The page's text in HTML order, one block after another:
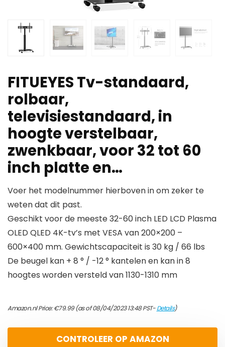
FITUEYES Tv-standaard,
rolbaar,
televisiestandaard, in
hoogte verstelbaar,
zwenkbaar, voor 32 tot 60
inch platte en…
Voer het modelnummer hierboven in om zeker te
weten dat dit past.
Geschikt voor de meeste 32-60 inch LED LCD Plasma
OLED QLED 4K-tv’s met VESA van 200×200 –
600×400 mm. Gewichtscapaciteit is 30 kg / 66 lbs
De beugel kan + 8 ° / -12 ° kantelen en kan in 8
hoogtes worden versteld van 1130-1310 mm
Amazon.nl Price:€79.99(as of 08/04/2023 13:48 PST-Details)
CONTROLEER OP AMAZON